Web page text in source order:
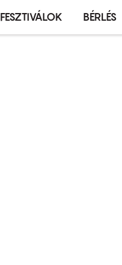
FESZTIVÁLOK BÉRLÉS